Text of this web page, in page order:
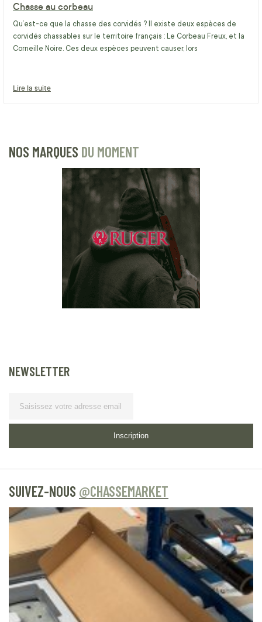
Chasse au corbeau
Qu’est-ce que la chasse des corvidés ? Il existe deux espèces de
corvidés chassables sur le territoire français : Le Corbeau Freux, et la
Corneille Noire. Ces deux espèces peuvent causer, lors
Lire la suite
NOS MARQUES DU MOMENT
NEWSLETTER
Inscription
SUIVEZ-NOUS @CHASSEMARKET